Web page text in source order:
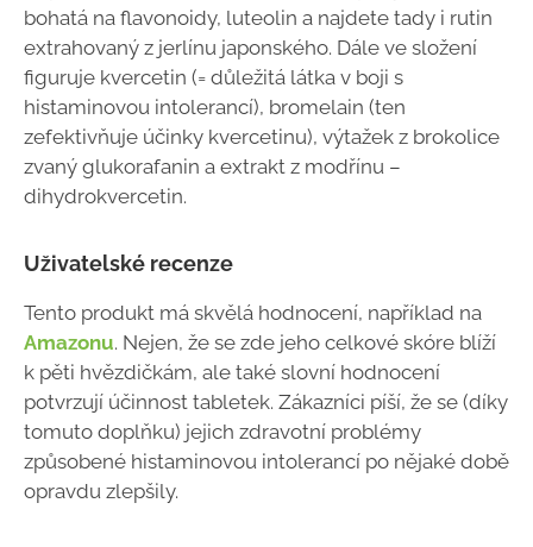
bohatá na flavonoidy, luteolin a najdete tady i rutin
extrahovaný z jerlínu japonského. Dále ve složení
figuruje kvercetin (= důležitá látka v boji s
histaminovou intolerancí), bromelain (ten
zefektivňuje účinky kvercetinu), výtažek z brokolice
zvaný glukorafanin a extrakt z modřínu –
dihydrokvercetin.
Uživatelské recenze
Tento produkt má skvělá hodnocení, například na
Amazonu. Nejen, že se zde jeho celkové skóre blíží
k pěti hvězdičkám, ale také slovní hodnocení
potvrzují účinnost tabletek. Zákazníci píší, že se (díky
tomuto doplňku) jejich zdravotní problémy
způsobené histaminovou intolerancí po nějaké době
opravdu zlepšily.